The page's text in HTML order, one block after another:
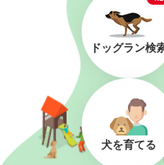
ドッグラン検
犬を育てる